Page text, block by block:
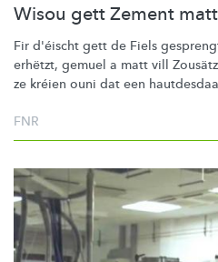
Wisou gett Zement
Fir d'éischt gett de Fiels
erhëtzt, gemuel a matt vill
ze kréien ouni dat een
FNR